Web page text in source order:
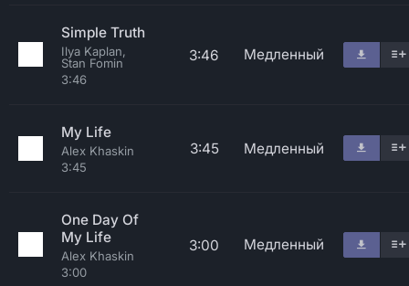
Simple Truth
Ilya Kaplan,
Stan Fomin
3:46
3:46 Медленный
My Life
Alex Khaskin
3:45
3:45 Медленный
One Day Of
My Life
Alex Khaskin
3:00
3:00 Медленный